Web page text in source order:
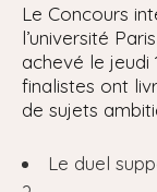
Le Concours
l’université
achevé le jeudi
finalistes ont
de sujets
Le duel